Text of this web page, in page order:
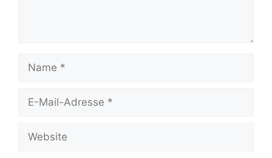
Name
Website